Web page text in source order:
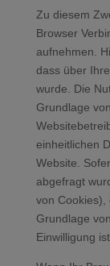
Zu diesem
Browser
aufnehmen.
dass über
wurde. Die
Grundlage
einheitlichen
Website.
abgefragt
von Cookies),
Grundlage
Einwilligung